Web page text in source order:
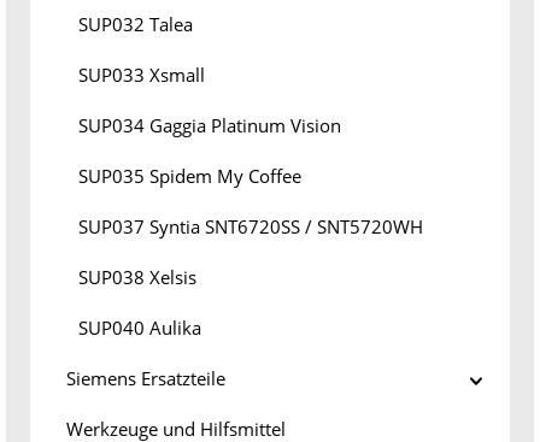
SUP032 Talea
SUP033 Xsmall
SUP034 Gaggia Platinum Vision
SUP035 Spidem My Coffee
SUP037 Syntia SNT6720SS / SNT5720WH
SUP038 Xelsis
SUP040 Aulika
Siemens Ersatzteile
Werkzeuge und Hilfsmittel